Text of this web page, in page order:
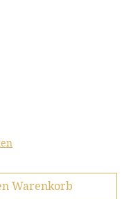
Warenkorb